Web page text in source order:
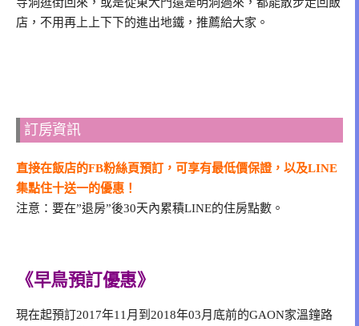
店，不用再上上下下的進出地鐵，推薦給大家。
訂房資訊
直接在飯店的FB粉絲頁預訂，可享有最低價保證，以及LINE
集點住十送一的優惠！
注意：要在”退房”後30天內累積LINE的住房點數。
《早鳥預訂優惠》
現在起預訂2017年11月到2018年03月底前的GAON家溫鐘路